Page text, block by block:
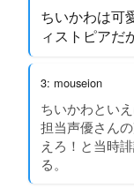
ちいかわは可
ィストピアだ
3: mouseion
ちいかわとい
担当声優さん
えろ！と当時
る。